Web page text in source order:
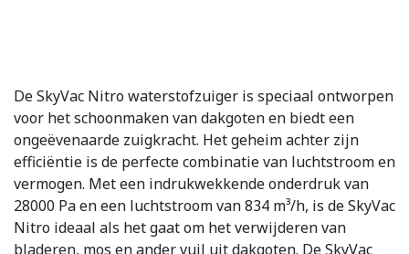
De SkyVac Nitro waterstofzuiger is speciaal ontworpen
voor het schoonmaken van dakgoten en biedt een
ongeëvenaarde zuigkracht. Het geheim achter zijn
efficiëntie is de perfecte combinatie van luchtstroom en
vermogen. Met een indrukwekkende onderdruk van
28000 Pa en een luchtstroom van 834 m³/h, is de SkyVac
Nitro ideaal als het gaat om het verwijderen van
bladeren, mos en ander vuil uit dakgoten. De SkyVac